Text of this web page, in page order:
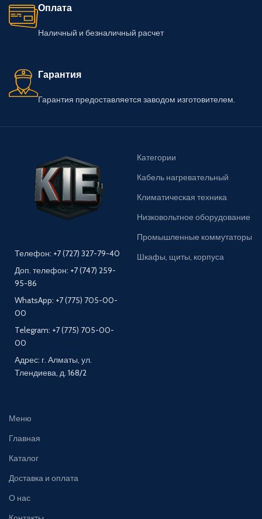
Оплата
Наличный и безналичный расчет
Гарантия
Гарантия предоставляется заводом изготовителем.
Телефон: +7 (727) 327-79-40
Доп. телефон: +7 (747) 259-
95-86
WhatsApp: +7 (775) 705-00-
00
Telegram: +7 (775) 705-00-
00
Адрес: г. Алматы, ул.
Тлендиева, д. 168/2
Категории
Кабель нагревательный
Климатическая техника
Низковольтное оборудование
Промышленные коммутаторы
Шкафы, щиты, корпуса
Меню
Главная
Каталог
Доставка и оплата
О нас